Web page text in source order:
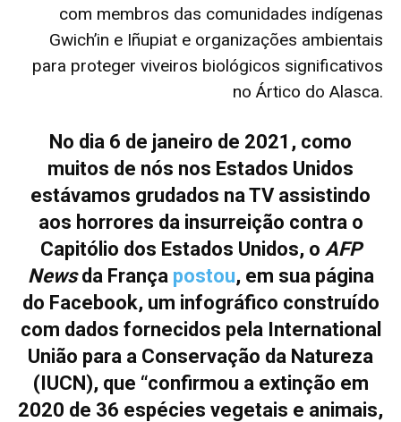
com membros das comunidades indígenas
Gwich’in e Iñupiat e organizações ambientais
para proteger viveiros biológicos significativos
no Ártico do Alasca.
No dia 6 de janeiro de 2021, como
muitos de nós nos Estados Unidos
estávamos grudados na TV assistindo
aos horrores da insurreição contra o
Capitólio dos Estados Unidos, o AFP
Newsda França postou, em sua página
do Facebook, um infográfico construído
com dados fornecidos pela International
União para a Conservação da Natureza
(IUCN), que “confirmou a extinção em
2020 de 36 espécies vegetais e animais,